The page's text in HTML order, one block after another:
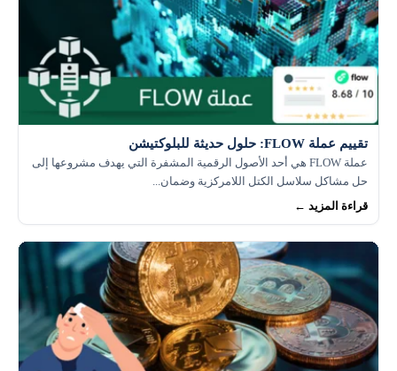
تقييم عملة FLOW: حلول حديثة للبلوكتيشن
عملة FLOW هي أحد الأصول الرقمية المشفرة التي يهدف مشروعها إلى
حل مشاكل سلاسل الكتل اللامركزية وضمان...
قراءة المزيد ←